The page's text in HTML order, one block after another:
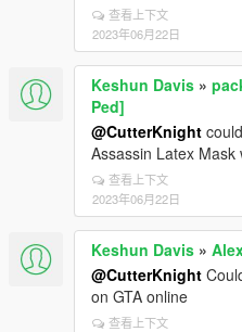
查看上下文
2023年06月22日
Keshun Davis »
Ped]
@CutterKnight
Assassin Latex Mask
查看上下文
2023年06月22日
Keshun Davis »
@CutterKnight
on GTA online
查看上下文